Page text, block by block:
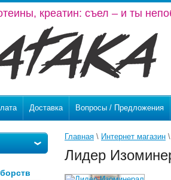
креатин: съел – и ты
Доставка Вопросы / Предложения
Главная \ Интернет магазин
Лидер